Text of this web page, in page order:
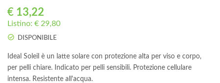
€ 13,22
Listino: € 29,80
DISPONIBILE
Ideal Soleil è un latte solare con protezione alta per viso e corpo,
per pelli chiare. Indicato per pelli sensibili. Protezione cellulare
intensa. Resistente all'acqua.